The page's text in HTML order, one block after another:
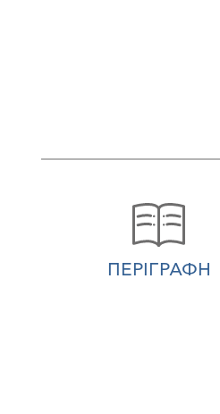
ΠΕΡΙΓΡΑΦΉ